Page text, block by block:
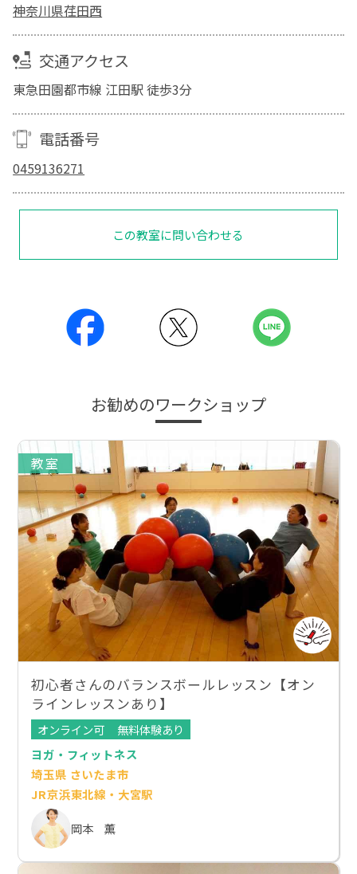
神奈川県荏田西
交通アクセス
東急田園都市線 江田駅 徒歩3分
電話番号
0459136271
この教室に問い合わせる
お勧めのワークショップ
教室
初心者さんのバランスボールレッスン【オン
ラインレッスンあり】
オンライン可
無料体験あり
ヨガ・フィットネス
埼玉県 さいたま市
JR京浜東北線・大宮駅
岡本 薫